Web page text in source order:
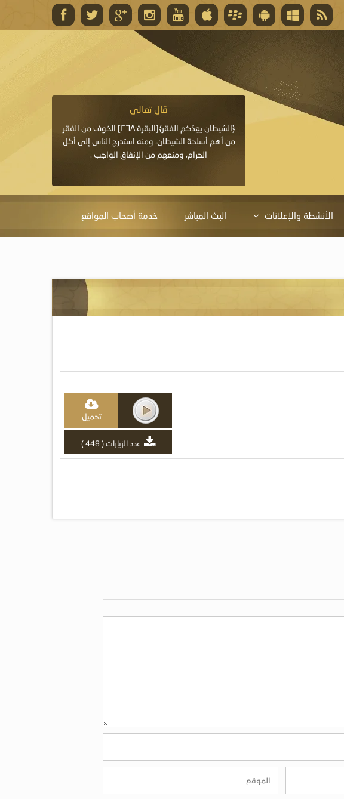
قال تعالى
وهي مفتاح باب العطايا التي
قال تعالى
﴿الشيطان يعِدُكم الفقر﴾[البقرة:٢٦٨] الخوف من الفقر
من أهم أسلحة الشيطان، ومنه استدرج الناس إلى أكل
الحرام، ومنعهم من الإنفاق الواجب .
الأنشطة والإعلانات البث المباشر خدمة أصحاب المواقع
تحميل
عدد الزيارات ( 448 )